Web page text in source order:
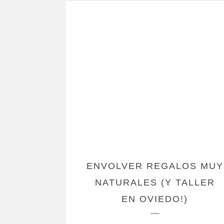
ENVOLVER REGALOS MUY
NATURALES (Y TALLER
EN OVIEDO!)